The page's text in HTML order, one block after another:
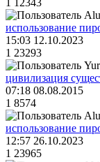
1 12343
использование
15:03 12.10.2023
1 23293
цивилизация
07:18 08.08.2015
1 8574
использование
12:57 26.10.2023
1 23965